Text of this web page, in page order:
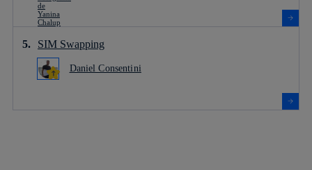
SIM Swapping
Daniel Consentini